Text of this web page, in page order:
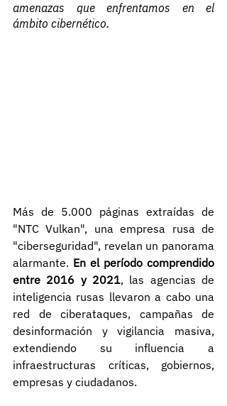
amenazas que enfrentamos en el
ámbito cibernético.
Más de 5.000 páginas extraídas de
"NTC Vulkan", una empresa rusa de
"ciberseguridad", revelan un panorama
alarmante. En el período comprendido
entre 2016 y 2021, las agencias de
inteligencia rusas llevaron a cabo una
red de ciberataques, campañas de
desinformación y vigilancia masiva,
extendiendo su influencia a
infraestructuras críticas, gobiernos,
empresas y ciudadanos.